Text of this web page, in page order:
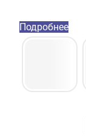
Подробнее